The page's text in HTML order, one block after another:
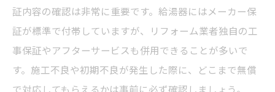
証内容の確認は非常に重要です。給湯器にはメーカー保
証が標準で付帯していますが、リフォーム業者独自の工
事保証やアフターサービスも併用できることが多いで
す。施工不良や初期不良が発生した際に、どこまで無償